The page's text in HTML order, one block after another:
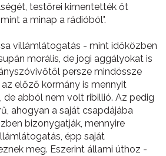
testőrei kimentették őt
a minap a rádióból".
villámlátogatás - mint időközben
morális, de jogi aggályokat is
persze mindössze
előző kormány is mennyit
abból nem volt ribillió. Az pedig
ahogyan a saját csapdájába
bizonygatják, mennyire
épp saját
meg. Eszerint állami úthoz -